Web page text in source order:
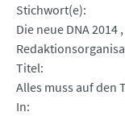
Stichwort(e)
Die neue DNA 2014
Titel
Alles muss auf den
In